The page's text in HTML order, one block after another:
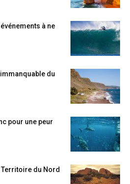
à ne
du
pour une peur
du Nord